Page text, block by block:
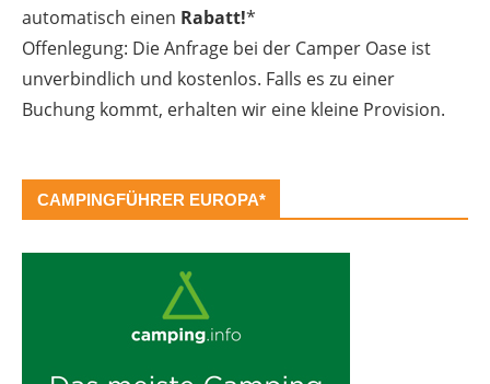
automatisch einen Rabatt!*
Offenlegung: Die Anfrage bei der Camper Oase ist
unverbindlich und kostenlos. Falls es zu einer
Buchung kommt, erhalten wir eine kleine Provision.
CAMPINGFÜHRER EUROPA*